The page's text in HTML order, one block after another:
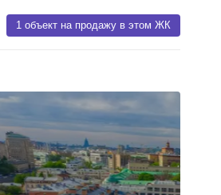
1 объект на продажу в этом ЖК